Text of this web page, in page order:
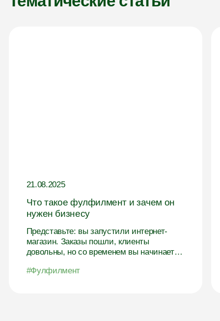
21.08.2025
Что такое фулфилмент и зачем он
нужен бизнесу
Представьте: вы запустили интернет-
магазин. Заказы пошли, клиенты
довольны, но со временем вы начинаете
уходит не...
#Фулфилмент